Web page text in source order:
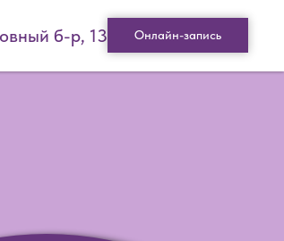
б-р, 13 Онлайн-запись